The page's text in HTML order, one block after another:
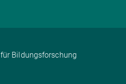
Bildungsforschung